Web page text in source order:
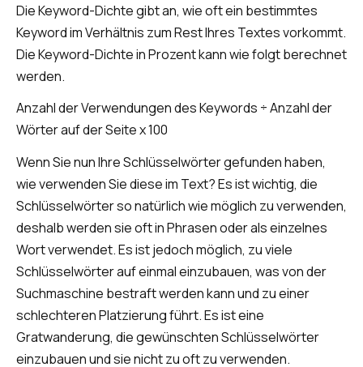
Die Keyword-Dichte gibt an, wie oft ein bestimmtes
Keyword im Verhältnis zum Rest Ihres Textes vorkommt.
Die Keyword-Dichte in Prozent kann wie folgt berechnet
werden.
Anzahl der Verwendungen des Keywords ÷ Anzahl der
Wörter auf der Seite x 100
Wenn Sie nun Ihre Schlüsselwörter gefunden haben,
wie verwenden Sie diese im Text? Es ist wichtig, die
Schlüsselwörter so natürlich wie möglich zu verwenden,
deshalb werden sie oft in Phrasen oder als einzelnes
Wort verwendet. Es ist jedoch möglich, zu viele
Schlüsselwörter auf einmal einzubauen, was von der
Suchmaschine bestraft werden kann und zu einer
schlechteren Platzierung führt. Es ist eine
Gratwanderung, die gewünschten Schlüsselwörter
einzubauen und sie nicht zu oft zu verwenden.